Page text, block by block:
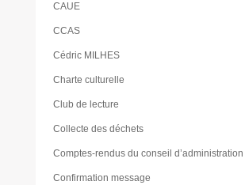
CAUE
CCAS
Cédric MILHES
Charte culturelle
Club de lecture
Collecte des déchets
Comptes-rendus du conseil
Confirmation message